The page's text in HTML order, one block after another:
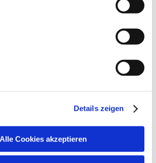
Details zeigen
Alle Cookies akzeptieren